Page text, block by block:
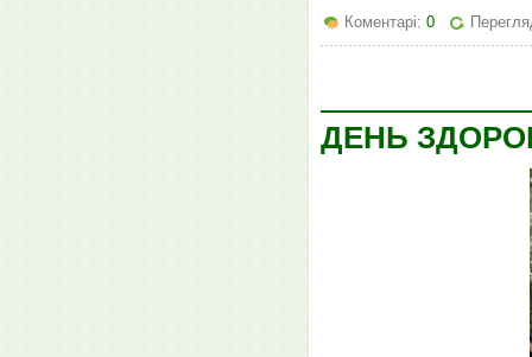
Коментарі: 0
ДЕНЬ